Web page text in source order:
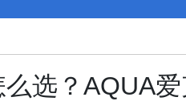
选？AQUA